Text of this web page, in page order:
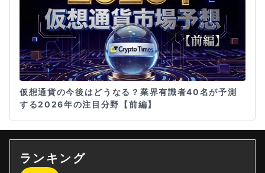
仮想通貨の今後はどうなる？業界有識者40名が予測
する2026年の注目分野【前編】
ランキング